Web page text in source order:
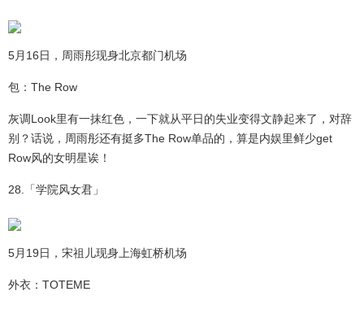
5月16日，周雨彤现身北京都门机场
包：The Row
灰调Look里有一抹红色，一下就从平日的失业变得文静起来了，对辞
别？话说，周雨彤还有挺多The Row单品的，算是内娱里鲜少get
Row风的女明星诶！
28.「学院风女君」
5月19日，宋祖儿现身上海虹桥机场
外衣：TOTEME